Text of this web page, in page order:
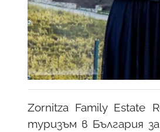
Zornitza Family Estate
туризъм в България